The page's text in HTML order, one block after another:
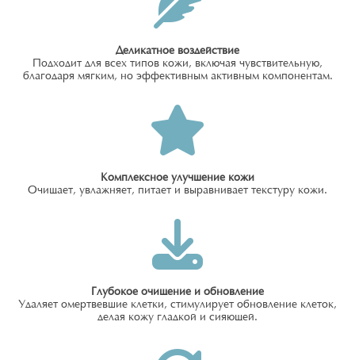
Деликатное воздействие
Подходит для всех типов кожи, включая чувствительную,
благодаря мягким, но эффективным активным компонентам.
Комплексное улучшение кожи
Очищает, увлажняет, питает и выравнивает текстуру кожи.
Глубокое очищение и обновление
Удаляет омертвевшие клетки, стимулирует обновление клеток,
делая кожу гладкой и сияющей.